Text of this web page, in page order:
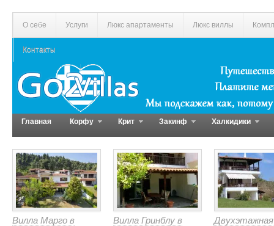
О себе Услуги Люкс апартаменты Люкс виллы
Контакты
Главная Корфу Крит Закинф Халкидики
Вилла Марго в
Вилла Гринблу в
Двухэтажная